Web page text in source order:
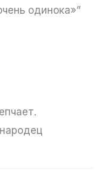
одинока»”